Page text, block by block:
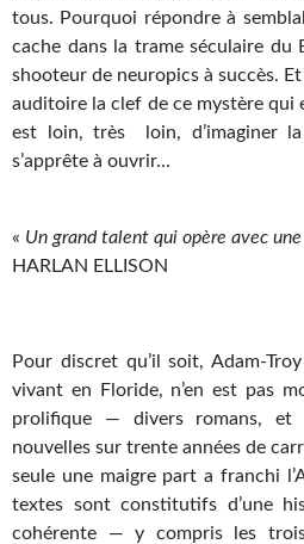
Goodies Gotland
Tirages d’art Une Heure-Lumière
PLUS
À paraître
Revue de presse
Récompenses
Le Bélial' sur Youtube
LE BLOG BIFROST
Tous les articles
La Bibliothèque orbitale
tous. Pourquoi répondre à
cache dans la trame séculaire du
shooteur de neuropics à succès.
auditoire la clef de ce mystère qui
est loin, très loin, d’imaginer
s’apprête à ouvrir…
« Un grand talent qui opère avec
HARLAN ELLISON
Pour discret qu’il soit, Adam-
vivant en Floride, n’en est pas
prolifique — divers romans,
nouvelles sur trente années de
seule une maigre part a franchi
textes sont constitutifs d’une
cohérente — y compris les